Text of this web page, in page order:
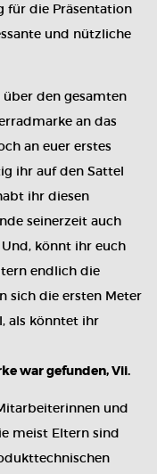
für die Präsentation
und nützliche
den gesamten
an das
an euer erstes
ihr auf den Sattel
ihr diesen
seinerzeit auch
könnt ihr euch
endlich die
sich die ersten Meter
als könntet ihr
war gefunden, Vii.
und
meist Eltern sind